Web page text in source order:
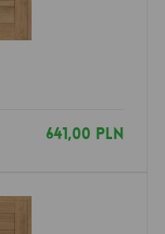
641,00 PLN